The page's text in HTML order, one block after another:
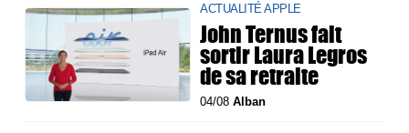
ACTUALITÉ APPLE
John Ternus fait
sortir Laura Legros
de sa retraite
04/08Alban